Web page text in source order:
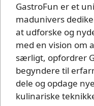
GastroFun er et
madunivers
at udforske og
med en vision om
særligt, opfordrer
begyndere til
dele og opdage
kulinariske